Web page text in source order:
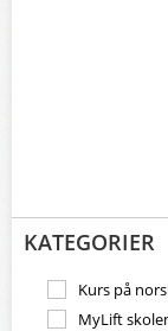
KATEGORIER
Kurs på
MyLift